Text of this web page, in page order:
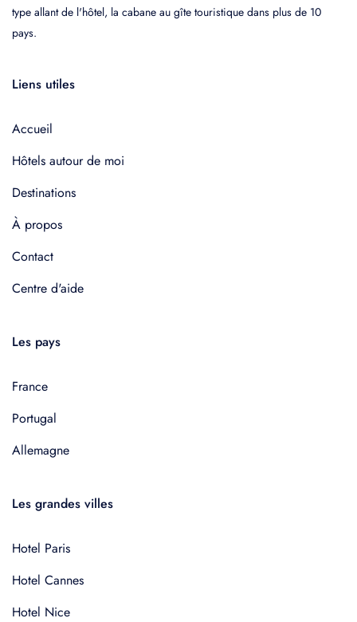
type allant de l'hôtel, la cabane au gîte touristique dans plus de 10
pays.
Liens utiles
Accueil
Hôtels autour de moi
Destinations
À propos
Contact
Centre d'aide
Les pays
France
Portugal
Allemagne
Les grandes villes
Hotel Paris
Hotel Cannes
Hotel Nice